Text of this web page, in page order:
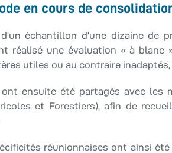
en cours de
échantillon d’une dizaine de
réalisé une évaluation « à blanc
utiles ou au contraire inadaptés,
ensuite été partagés avec les
et Forestiers), afin de
réunionnaises ont ainsi